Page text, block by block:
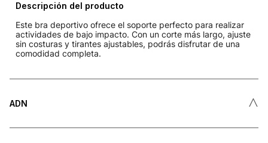
Descripción del producto
Este bra deportivo ofrece el soporte perfecto para realizar
actividades de bajo impacto. Con un corte más largo, ajuste
sin costuras y tirantes ajustables, podrás disfrutar de una
comodidad completa.
ADN ˄